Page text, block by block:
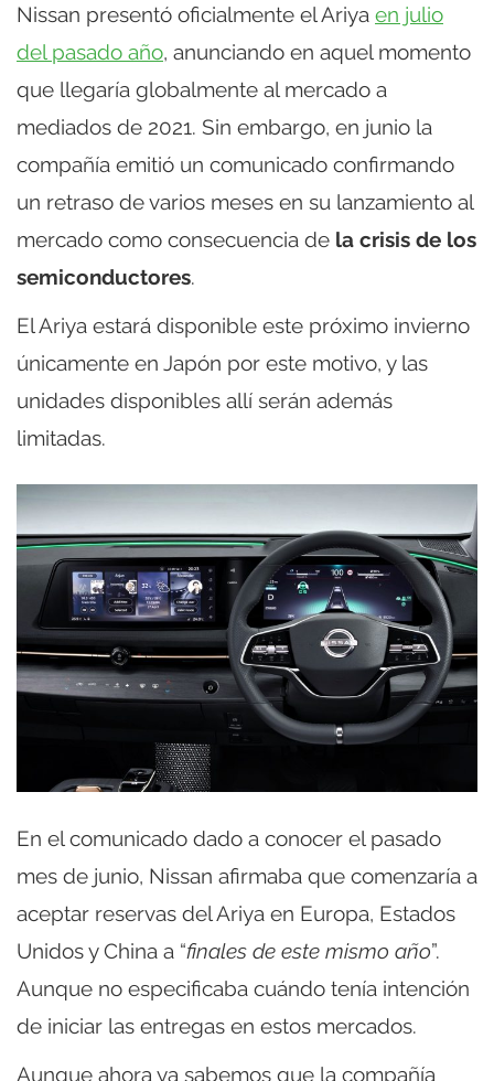
Nissan presentó oficialmente el Ariya en julio
del pasado año, anunciando en aquel momento
que llegaría globalmente al mercado a
mediados de 2021. Sin embargo, en junio la
compañía emitió un comunicado confirmando
un retraso de varios meses en su lanzamiento al
mercado como consecuencia de la crisis de los
semiconductores.
El Ariya estará disponible este próximo invierno
únicamente en Japón por este motivo, y las
unidades disponibles allí serán además
limitadas.
En el comunicado dado a conocer el pasado
mes de junio, Nissan afirmaba que comenzaría a
aceptar reservas del Ariya en Europa, Estados
Unidos y China a “finales de este mismo año”.
Aunque no especificaba cuándo tenía intención
de iniciar las entregas en estos mercados.
Aunque ahora ya sabemos que la compañía